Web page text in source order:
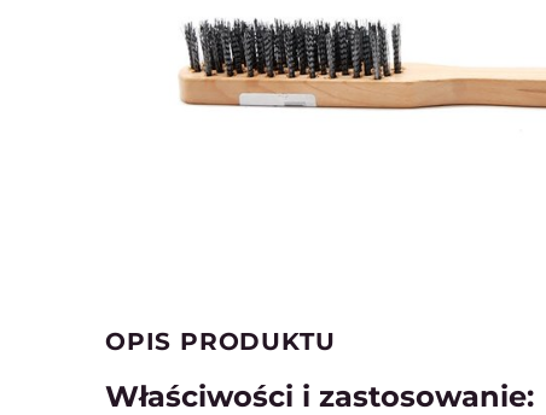
OPIS PRODUKTU
Właściwości i zastosowanie: